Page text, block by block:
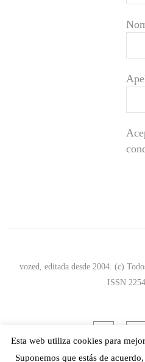
vozed, editada desde 2004. (c)
ISSN
Esta web utiliza cookies para
Suponemos que estás de